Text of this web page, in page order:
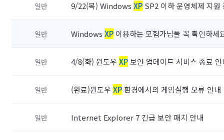
일반 9/22(목) Windows XP SP2 이하 운영체제 지원
일반 Windows XP 이용하는 모험가님들 꼭 확인하세
일반 4/8(화) 윈도우 XP보안 업데이트 서비스 종료 안
일반 (완료)윈도우 XP 환경에서의 게임실행 오류 안내
일반 Internet Explorer 7 긴급 보안 패치 안내